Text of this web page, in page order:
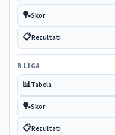
🏓Skor
📋Rezultati
B LIGA
📊Tabela
🏓Skor
📋Rezultati